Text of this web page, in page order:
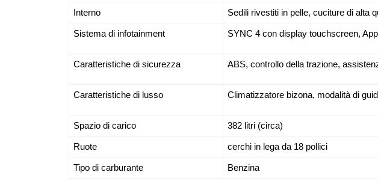
Interno Sedili rivestiti in pelle, cuciture di alta
Sistema di infotainment SYNC 4 con display touchscreen,
Caratteristiche di sicurezza ABS, controllo della trazione,
Caratteristiche di lusso Climatizzatore bizona, modalità di
Spazio di carico 382 litri (circa)
Ruote cerchi in lega da 18 pollici
Tipo di carburante Benzina